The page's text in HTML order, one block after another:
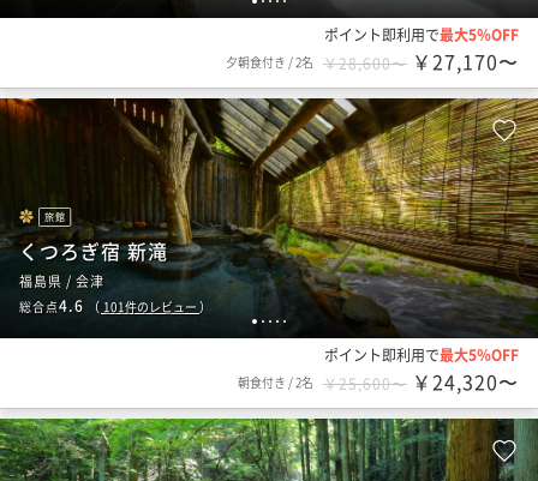
ポイント即利用で最大5％OFF
夕朝食付き /2名 ￥28,600〜 ￥27,170〜
1 2 3 4 5
旅館
くつろぎ宿 新滝
福島県 / 会津
総合点4.6 （ 101件のレビュー ）
ポイント即利用で最大5％OFF
朝食付き /2名 ￥25,600〜 ￥24,320〜